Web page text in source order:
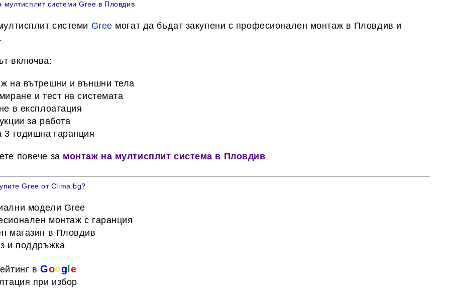
мултисплит системи Gree в Пловдив
системи Gree могат да бъдат закупени с професионален монтаж в Пловдив и
.
включва:
на вътрешни и външни тела
и тест на системата
в експлоатация
за работа
3 годишна гаранция
повече за монтаж на мултисплит система в Пловдив
Gree от Clima.bg?
модели Gree
монтаж с гаранция
магазин в Пловдив
и поддръжка
в Goog e
при избор